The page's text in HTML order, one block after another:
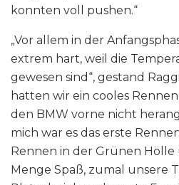
konnten voll pushen.“
„Vor allem in der
extrem hart, weil die
gewesen sind“, gestand
hatten wir ein cooles
den BMW vorne nicht
mich war es das erste
Rennen in der Grünen
Menge Spaß, zumal unsere